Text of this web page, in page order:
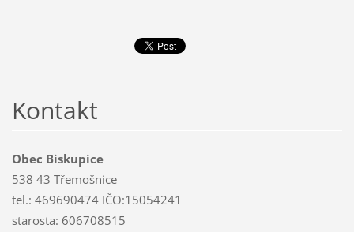
Kontakt
Obec Biskupice
538 43 Třemošnice
tel.: 469690474 IČO:15054241
starosta: 606708515